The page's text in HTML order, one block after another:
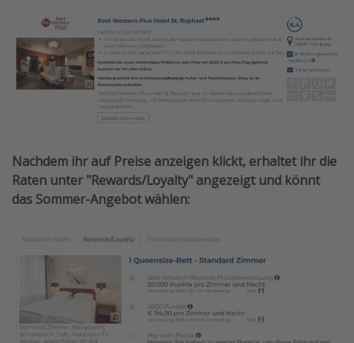
Nachdem ihr auf Preise anzeigen klickt, erhaltet ihr die
Raten unter "Rewards/Loyalty" angezeigt und könnt
das Sommer-Angebot wählen: